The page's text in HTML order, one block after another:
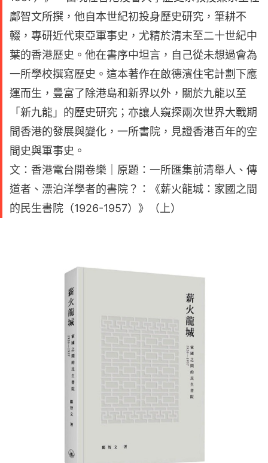
鄺智文所撰，他自本世紀初投身歷史研究，筆耕不
輟，專研近代東亞軍事史，尤精於清末至二十世紀中
葉的香港歷史。他在書序中坦言，自己從未想過會為
一所學校撰寫歷史。這本著作在啟德濱住宅計劃下應
運而生，豐富了除港島和新界以外，關於九龍以至
「新九龍」的歷史研究；亦讓人窺探兩次世界大戰期
間香港的發展與變化，一所書院，見證香港百年的空
間史與軍事史。
文：香港電台開卷樂｜原題：一所匯集前清舉人、傳
道者、漂泊洋學者的書院？：《薪火龍城：家國之間
的民生書院（1926-1957）》（上）